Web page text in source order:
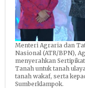
Menteri Agraria dan
Nasional (ATR/BPN),
menyerahkan
Tanah untuk tanah
tanah wakaf, serta
Sumberklampok.